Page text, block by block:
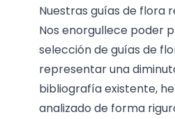
Nuestras guías de flora
Nos enorgullece poder
selección de guías de
representar una
bibliografía existente,
analizado de forma